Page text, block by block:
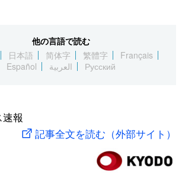
العربية お知らせ
他の言語で読む
日本語 简体字 繁體字
Français
Español
العربية Русский
報
記事全文を読む（外部サイト）